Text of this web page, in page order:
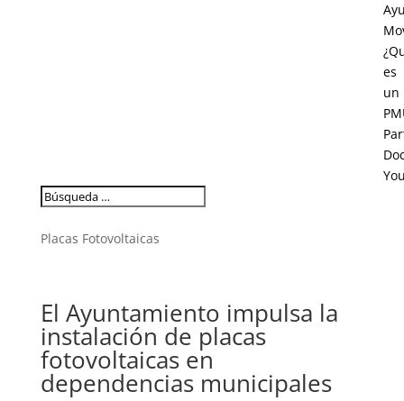
es
un
Placas Fotovoltaicas
El Ayuntamiento impulsa la
instalación de placas
fotovoltaicas en
dependencias municipales